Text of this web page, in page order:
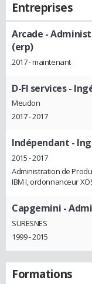
Entreprises
Arcade -
(erp)
2017 - maintenant
D-FI services-
Meudon
2017 - 2017
Indépendant -
2015 - 2017
Administration de
IBM I, ordonnanceur
Capgemini -
SURESNES
1999 - 2015
Formations